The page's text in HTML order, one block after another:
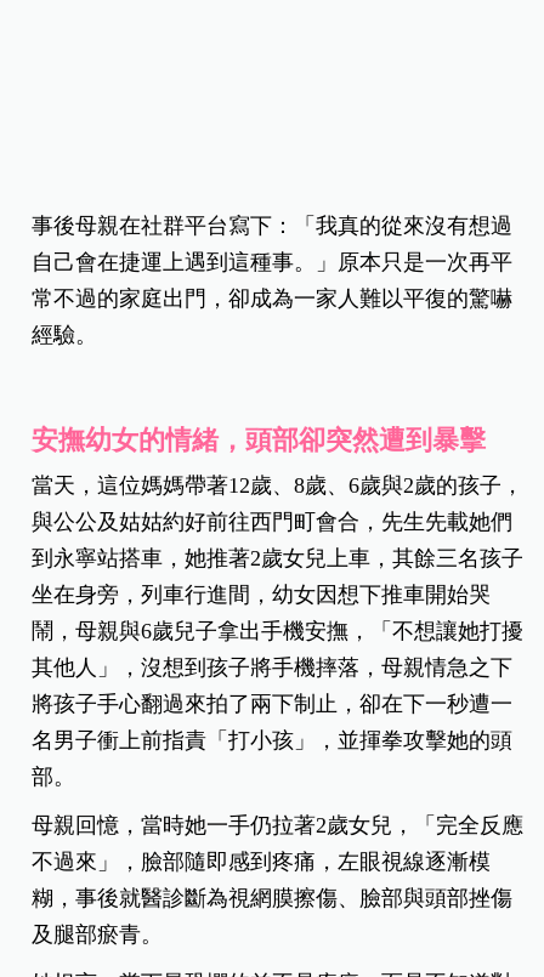
事後母親在社群平台寫下：「我真的從來沒有想過
自己會在捷運上遇到這種事。」原本只是一次再平
常不過的家庭出門，卻成為一家人難以平復的驚嚇
經驗。
安撫幼女的情緒，頭部卻突然遭到暴擊
當天，這位媽媽帶著12歲、8歲、6歲與2歲的孩子，
與公公及姑姑約好前往西門町會合，先生先載她們
到永寧站搭車，她推著2歲女兒上車，其餘三名孩子
坐在身旁，列車行進間，幼女因想下推車開始哭
鬧，母親與6歲兒子拿出手機安撫，「不想讓她打擾
其他人」，沒想到孩子將手機摔落，母親情急之下
將孩子手心翻過來拍了兩下制止，卻在下一秒遭一
名男子衝上前指責「打小孩」，並揮拳攻擊她的頭
部。
母親回憶，當時她一手仍拉著2歲女兒，「完全反應
不過來」，臉部隨即感到疼痛，左眼視線逐漸模
糊，事後就醫診斷為視網膜擦傷、臉部與頭部挫傷
及腿部瘀青。